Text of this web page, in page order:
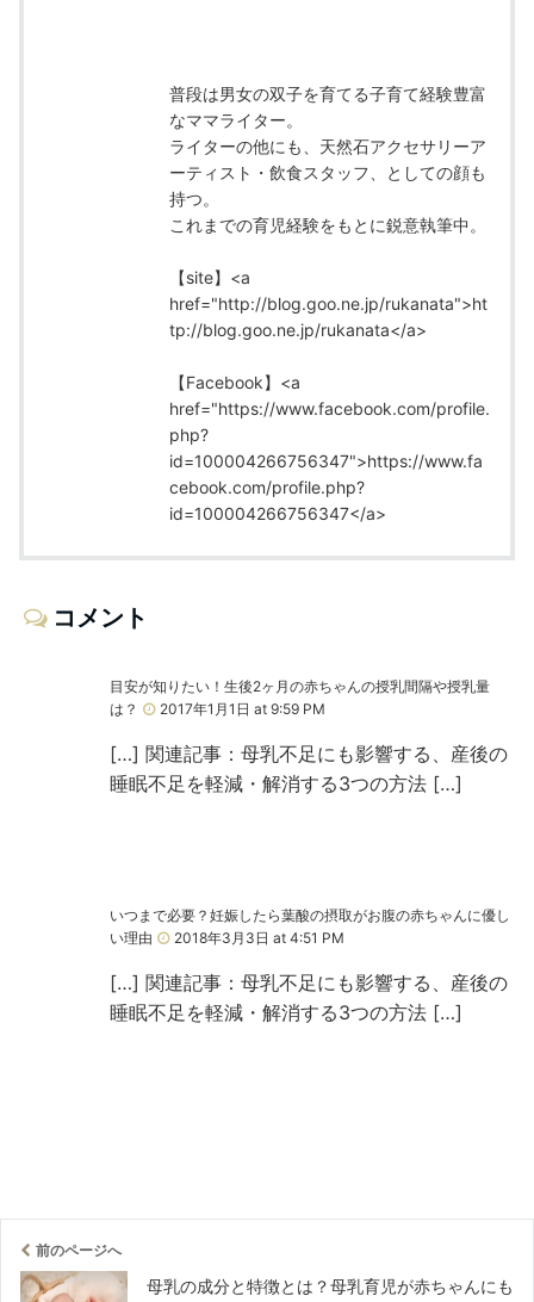
普段は男女の双子を育てる子育て経験豊富
なママライター。
ライターの他にも、天然石アクセサリーア
ーティスト・飲食スタッフ、としての顔も
持つ。
これまでの育児経験をもとに鋭意執筆中。
【site】<a
href="http://blog.goo.ne.jp/rukanata">ht
tp://blog.goo.ne.jp/rukanata</a>
【Facebook】<a
href="https://www.facebook.com/profile.
php?
id=100004266756347">https://www.fa
cebook.com/profile.php?
id=100004266756347</a>
コメント
目安が知りたい！生後2ヶ月の赤ちゃんの授乳間隔や授乳量
は？
2017年1月1日 at 9:59 PM
[…] 関連記事：母乳不足にも影響する、産後の
睡眠不足を軽減・解消する3つの方法 […]
いつまで必要？妊娠したら葉酸の摂取がお腹の赤ちゃんに優し
い理由
2018年3月3日 at 4:51 PM
[…] 関連記事：母乳不足にも影響する、産後の
睡眠不足を軽減・解消する3つの方法 […]
前のページへ
母乳の成分と特徴とは？母乳育児が赤ちゃんにも